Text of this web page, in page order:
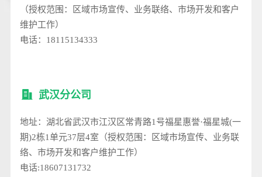
（授权范围：区域市场宣传、业务联络、市场开发和客户
维护工作）
电话：18115134333
武汉分公司
地址：湖北省武汉市江汉区常青路1号福星惠誉·福星城(一
期)2栋1单元37层4室（授权范围：区域市场宣传、业务联
络、市场开发和客户维护工作）
电话:18607131732